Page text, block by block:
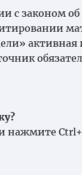
с законом об
активная
нажмите